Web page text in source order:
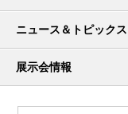
ニュース＆トピックス
展示会情報